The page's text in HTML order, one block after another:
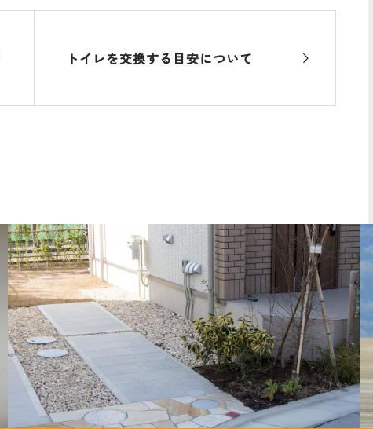
トイレを交換する目安について